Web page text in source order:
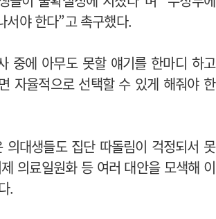
서야 한다”고 촉구했다.
중에 아무도 못할 얘기를 한마디 하고
자율적으로 선택할 수 있게 해줘야 한
대생들도 집단 따돌림이 걱정되서 못
의료일원화 등 여러 대안을 모색해 이
.